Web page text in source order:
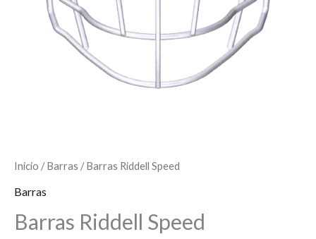
Inicio /Barras / Barras Riddell Speed
Barras
Barras Riddell Speed